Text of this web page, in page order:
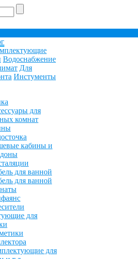
Водоснабжение
Для
Инстументы
для
комнат
кабины и
для ванной
для ванной
для
для